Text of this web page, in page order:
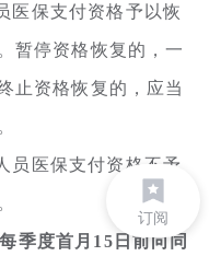
医保支付资格予以恢
暂停资格恢复的，一
止资格恢复的，应当
员医保支付资格不予
季度首月15日前向同
订阅